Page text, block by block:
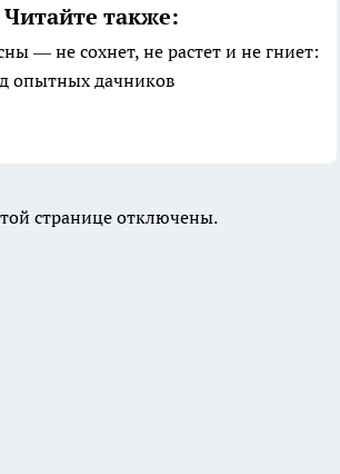
Читайте также:
— не сохнет, не растет и не гниет:
опытных дачников
странице отключены.